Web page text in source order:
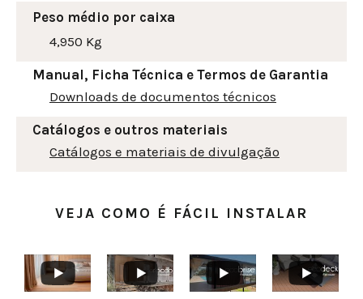
Peso médio por caixa
4,950 Kg
Manual, Ficha Técnica e Termos de Garantia
Downloads de documentos técnicos
Catálogos e outros materiais
Catálogos e materiais de divulgação
VEJA COMO É FÁCIL INSTALAR